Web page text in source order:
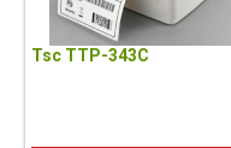
Tsc TTP-343C